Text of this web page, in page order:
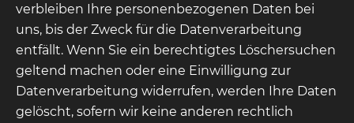
verbleiben Ihre personenbezogenen Daten bei
uns, bis der Zweck für die Datenverarbeitung
entfällt. Wenn Sie ein berechtigtes Löschersuchen
geltend machen oder eine Einwilligung zur
Datenverarbeitung widerrufen, werden Ihre Daten
gelöscht, sofern wir keine anderen rechtlich